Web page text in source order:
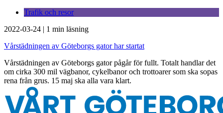
Trafik och resor
2022-03-24 | 1 min läsning
Vårstädningen av Göteborgs gator har startat
Vårstädningen av Göteborgs gator pågår för fullt. Totalt handlar det
om cirka 300 mil vägbanor, cykelbanor och trottoarer som ska sopas
rena från grus. 15 maj ska alla vara klart.